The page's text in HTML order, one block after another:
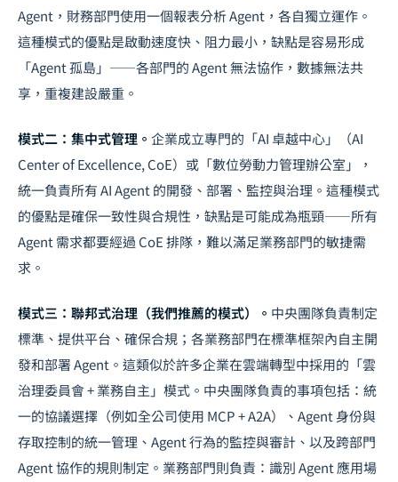
Agent，財務部門使用一個報表分析 Agent，各自獨立運作。
這種模式的優點是啟動速度快、阻力最小，缺點是容易形成
「Agent 孤島」——各部門的 Agent 無法協作，數據無法共
享，重複建設嚴重。
模式二：集中式管理。 企業成立專門的「AI 卓越中心」（AI
Center of Excellence, CoE）或「數位勞動力管理辦公室」，
統一負責所有 AI Agent 的開發、部署、監控與治理。這種模式
的優點是確保一致性與合規性，缺點是可能成為瓶頸——所有
Agent 需求都要經過 CoE 排隊，難以滿足業務部門的敏捷需
求。
模式三：聯邦式治理（我們推薦的模式）。 中央團隊負責制定
標準、提供平台、確保合規；各業務部門在標準框架內自主開
發和部署 Agent。這類似於許多企業在雲端轉型中採用的「雲
治理委員會 + 業務自主」模式。中央團隊負責的事項包括：統
一的協議選擇（例如全公司使用 MCP + A2A）、Agent 身份與
存取控制的統一管理、Agent 行為的監控與審計、以及跨部門
Agent 協作的規則制定。業務部門則負責：識別 Agent 應用場